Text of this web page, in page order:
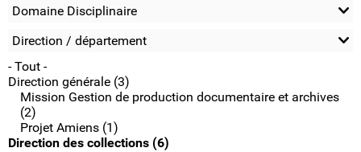
Domaine Disciplinaire
Direction / département
- Tout -
Direction générale (3)
Mission Gestion de production documentaire et archives
(2)
Projet Amiens (1)
Direction des collections (6)